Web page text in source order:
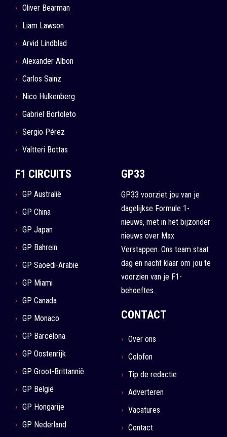
Oliver Bearman
Liam Lawson
Arvid Lindblad
Alexander Albon
Carlos Sainz
Nico Hulkenberg
Gabriel Bortoleto
Sergio Pérez
Valtteri Bottas
F1 CIRCUITS
GP Australië
GP China
GP Japan
GP Bahrein
GP Saoedi-Arabië
GP Miami
GP Canada
GP Monaco
GP Barcelona
GP Oostenrijk
GP Groot-Brittannië
GP België
GP Hongarije
GP Nederland
GP33
GP33 voorziet jou van je
dagelijkse Formule 1-
nieuws, met in het bijzonder
nieuws over Max
Verstappen. Ons team staat
dag en nacht klaar om jou te
voorzien van je F1-
behoeftes.
CONTACT
Over ons
Colofon
Tip de redactie
Adverteren
Vacatures
Contact